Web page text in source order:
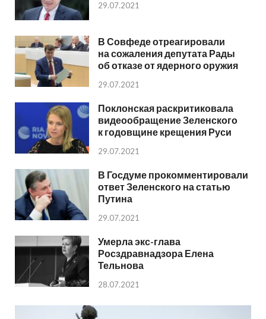
29.07.2021
В Совфеде отреагировали
на сожаления депутата Рады
об отказе от ядерного оружия
29.07.2021
Поклонская раскритиковала
видеообращение Зеленского
к годовщине крещения Руси
29.07.2021
В Госдуме прокомментировали
ответ Зеленского на статью
Путина
29.07.2021
Умерла экс-глава
Росздравнадзора Елена
Тельнова
28.07.2021